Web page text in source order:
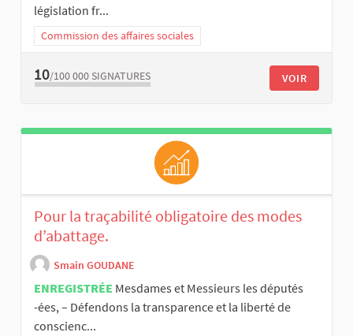
législation fr...
Commission des affaires sociales
10/100 000 SIGNATURES VOIR
Pour la traçabilité obligatoire des modes
d’abattage.
Smain GOUDANE
ENREGISTRÉE Mesdames et Messieurs les députés
-ées, – Défendons la transparence et la liberté de
conscienc...